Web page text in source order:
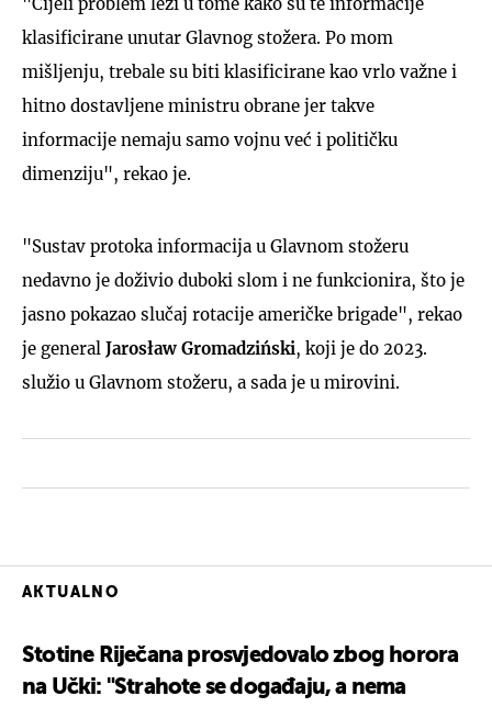
klasificirane unutar Glavnog stožera. Po mom
mišljenju, trebale su biti klasificirane kao vrlo važne i
hitno dostavljene ministru obrane jer takve
informacije nemaju samo vojnu već i političku
dimenziju", rekao je.
"Sustav protoka informacija u Glavnom stožeru
nedavno je doživio duboki slom i ne funkcionira, što je
jasno pokazao slučaj rotacije američke brigade", rekao
je general Jarosław Gromadziński, koji je do 2023.
služio u Glavnom stožeru, a sada je u mirovini.
AKTUALNO
Stotine Riječana prosvjedovalo zbog horora
na Učki: "Strahote se događaju, a nema